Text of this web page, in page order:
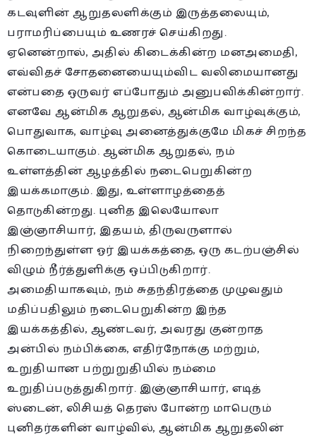
கடவுளின் ஆறுதலளிக்கும் இருத்தலையும்,
பராமரிப்பையும் உணரச் செய்கிறது.
ஏனென்றால், அதில் கிடைக்கின்ற மனஅமைதி,
எவ்விதச் சோதனையையும்விட வலிமையானது
என்பதை ஒருவர் எப்போதும் அனுபவிக்கின்றார்.
எனவே ஆன்மிக ஆறுதல், ஆன்மிக வாழ்வுக்கும்,
பொதுவாக, வாழ்வு அனைத்துக்குமே மிகச் சிறந்த
கொடையாகும். ஆன்மிக ஆறுதல், நம்
உள்ளத்தின் ஆழத்தில் நடைபெறுகின்ற
இயக்கமாகும். இது, உள்ளாழத்தைத்
தொடுகின்றது. புனித இலெயோலா
இஞ்ஞாசியார், இதயம், திருவருளால்
நிறைந்துள்ள ஓர் இயக்கத்தை, ஒரு கடற்பஞ்சில்
விழும் நீர்த்துளிக்கு ஒப்பிடுகிறார்.
அமைதியாகவும், நம் சுதந்திரத்தை முழுவதும்
மதிப்பதிலும் நடைபெறுகின்ற இந்த
இயக்கத்தில், ஆண்டவர், அவரது குன்றாத
அன்பில் நம்பிக்கை, எதிர்நோக்கு மற்றும்,
உறுதியான பற்றுறுதியில் நம்மை
உறுதிப்படுத்துகிறார். இஞ்ஞாசியார், எடித்
ஸ்டைன், லிசியத் தெரஸ் போன்ற மாபெரும்
புனிதர்களின் வாழ்வில், ஆன்மிக ஆறுதலின்